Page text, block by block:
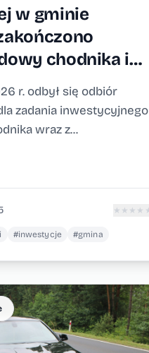
w gminie
chodnika i
pieszych w
r. odbył się odbiór
zadania inwestycyjnego
wraz z...
★ ★ ★ ★
#inwestycje #gmina